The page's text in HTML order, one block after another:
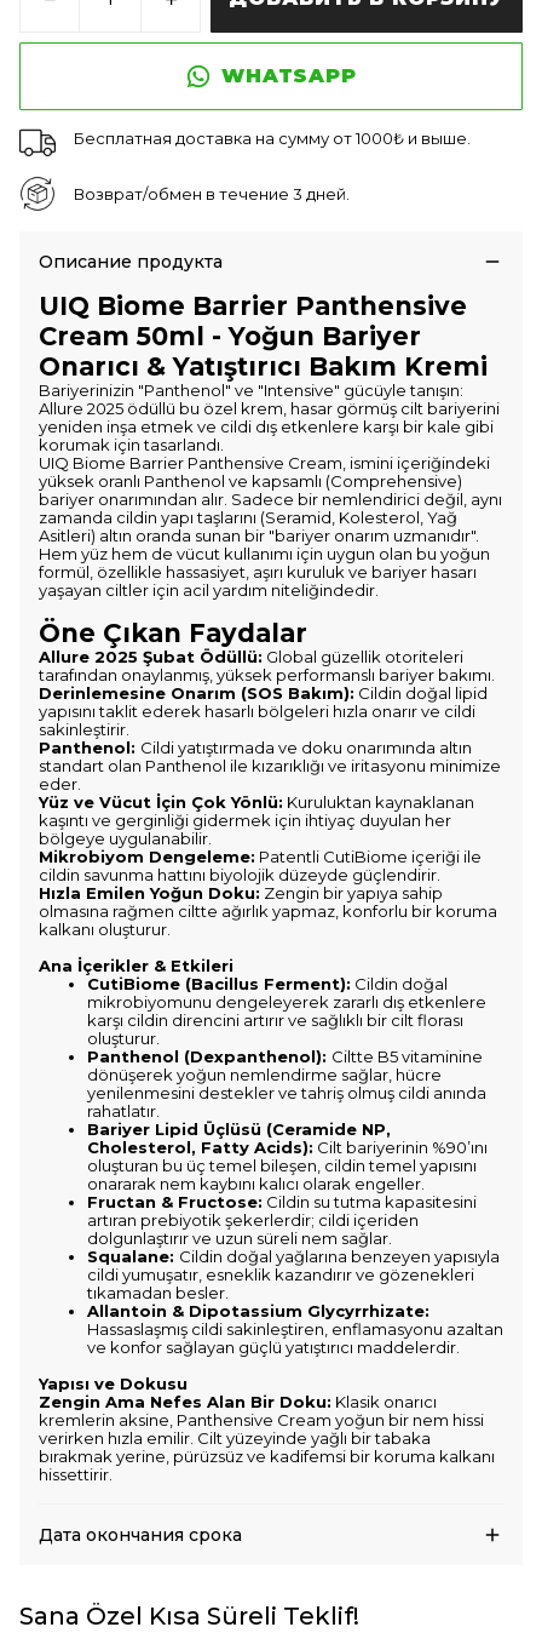
WHATSAPP
Бесплатная доставка на сумму от 1000₺ и выше.
Возврат/обмен в течение 3 дней.
Описание продукта
UIQ Biome Barrier Panthensive
Cream 50ml - Yoğun Bariyer
Onarıcı & Yatıştırıcı Bakım Kremi
Bariyerinizin "Panthenol" ve "Intensive" gücüyle tanışın:
Allure 2025 ödüllü bu özel krem, hasar görmüş cilt bariyerini
yeniden inşa etmek ve cildi dış etkenlere karşı bir kale gibi
korumak için tasarlandı.
UIQ Biome Barrier Panthensive Cream, ismini içeriğindeki
yüksek oranlı Panthenol ve kapsamlı (Comprehensive)
bariyer onarımından alır. Sadece bir nemlendirici değil, aynı
zamanda cildin yapı taşlarını (Seramid, Kolesterol, Yağ
Asitleri) altın oranda sunan bir "bariyer onarım uzmanıdır".
Hem yüz hem de vücut kullanımı için uygun olan bu yoğun
formül, özellikle hassasiyet, aşırı kuruluk ve bariyer hasarı
yaşayan ciltler için acil yardım niteliğindedir.
Öne Çıkan Faydalar
Allure 2025 Şubat Ödüllü: Global güzellik otoriteleri
tarafından onaylanmış, yüksek performanslı bariyer bakımı.
Derinlemesine Onarım (SOS Bakım): Cildin doğal lipid
yapısını taklit ederek hasarlı bölgeleri hızla onarır ve cildi
sakinleştirir.
Panthenol: Cildi yatıştırmada ve doku onarımında altın
standart olan Panthenol ile kızarıklığı ve iritasyonu minimize
eder.
Yüz ve Vücut İçin Çok Yönlü: Kuruluktan kaynaklanan
kaşıntı ve gerginliği gidermek için ihtiyaç duyulan her
bölgeye uygulanabilir.
Mikrobiyom Dengeleme: Patentli CutiBiome içeriği ile
cildin savunma hattını biyolojik düzeyde güçlendirir.
Hızla Emilen Yoğun Doku: Zengin bir yapıya sahip
olmasına rağmen ciltte ağırlık yapmaz, konforlu bir koruma
kalkanı oluşturur.
Ana İçerikler & Etkileri
CutiBiome (Bacillus Ferment): Cildin doğal
mikrobiyomunu dengeleyerek zararlı dış etkenlere
karşı cildin direncini artırır ve sağlıklı bir cilt florası
oluşturur.
Panthenol (Dexpanthenol): Ciltte B5 vitaminine
dönüşerek yoğun nemlendirme sağlar, hücre
yenilenmesini destekler ve tahriş olmuş cildi anında
rahatlatır.
Bariyer Lipid Üçlüsü (Ceramide NP,
Cholesterol, Fatty Acids): Cilt bariyerinin %90’ını
oluşturan bu üç temel bileşen, cildin temel yapısını
onararak nem kaybını kalıcı olarak engeller.
Fructan & Fructose: Cildin su tutma kapasitesini
artıran prebiyotik şekerlerdir; cildi içeriden
dolgunlaştırır ve uzun süreli nem sağlar.
Squalane: Cildin doğal yağlarına benzeyen yapısıyla
cildi yumuşatır, esneklik kazandırır ve gözenekleri
tıkamadan besler.
Allantoin & Dipotassium Glycyrrhizate:
Hassaslaşmış cildi sakinleştiren, enflamasyonu azaltan
ve konfor sağlayan güçlü yatıştırıcı maddelerdir.
Yapısı ve Dokusu
Zengin Ama Nefes Alan Bir Doku: Klasik onarıcı
kremlerin aksine, Panthensive Cream yoğun bir nem hissi
verirken hızla emilir. Cilt yüzeyinde yağlı bir tabaka
bırakmak yerine, pürüzsüz ve kadifemsi bir koruma kalkanı
hissettirir.
Дата окончания срока
Sana Özel Kısa Süreli Teklif!